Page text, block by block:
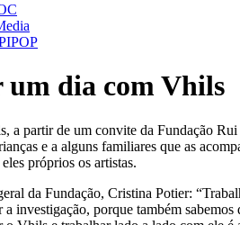
dia com Vhils
a partir de um convite da Fundação
e a alguns familiares que as
próprios os artistas.
da Fundação, Cristina Potier:
a investigação, porque também